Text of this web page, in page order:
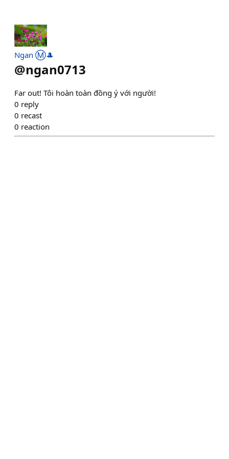
Ngan Ⓜ️🎩
@ngan0713
Far out! Tôi hoàn toàn đồng ý với người!
0 reply
0 recast
0 reaction